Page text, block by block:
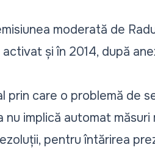
moderată de
și în 2014, după
prin care o problemă de
implică automat
pentru întărirea